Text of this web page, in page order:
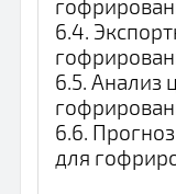
6.4.
6.5. Анализ
6.6.
для